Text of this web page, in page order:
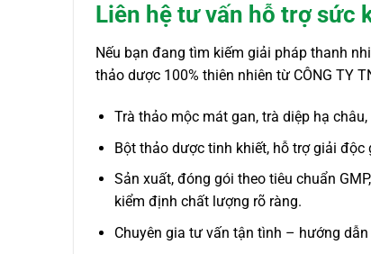
Liên hệ tư vấn hỗ trợ sức
Nếu bạn đang tìm kiếm giải pháp thanh
thảo dược 100% thiên nhiên từ CÔNG TY
Trà thảo mộc mát gan, trà diệp hạ
Bột thảo dược tinh khiết, hỗ trợ giải
Sản xuất, đóng gói theo tiêu chuẩn
kiểm định chất lượng rõ ràng.
Chuyên gia tư vấn tận tình – hướng